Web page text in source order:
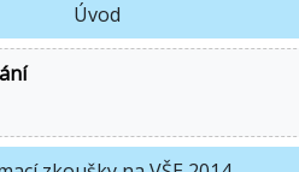
Úvod